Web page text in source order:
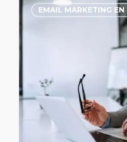
EMAIL MARKETING EN